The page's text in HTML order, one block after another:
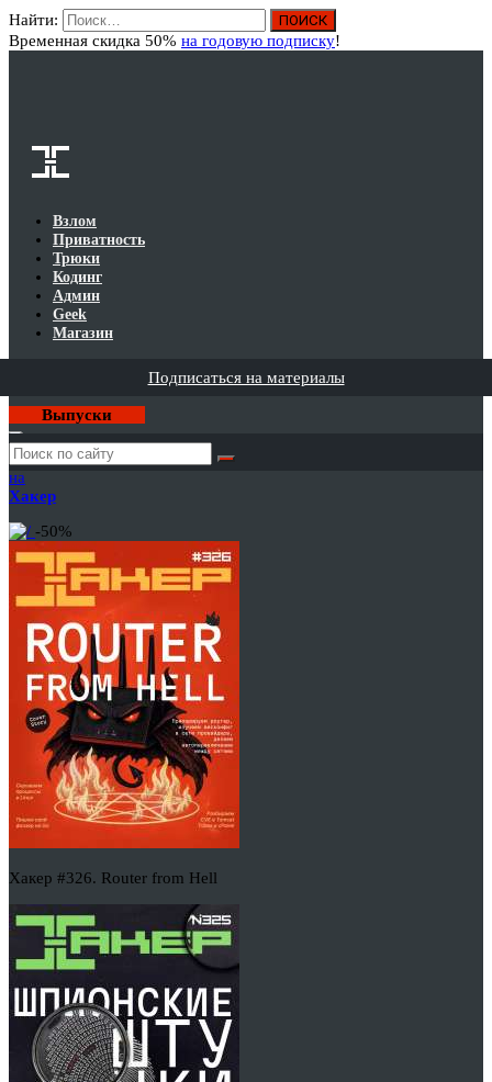
Найти:
Временная скидка 50% на годовую подписку!
Взлом
Приватность
Трюки
Кодинг
Админ
Geek
Магазин
Подписаться на материалы
Выпуски
Годовая
подписка
на
Хакер
-50%
Хакер #326. Router from Hell